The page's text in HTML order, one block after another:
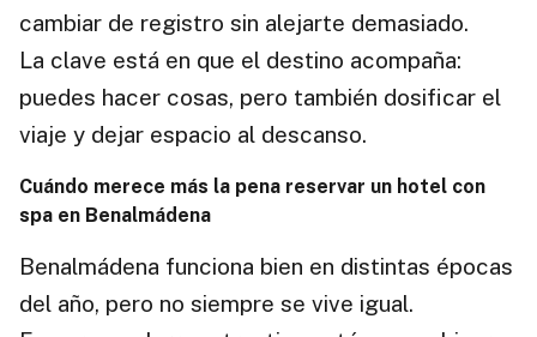
cambiar de registro sin alejarte demasiado.
La clave está en que el destino acompaña:
puedes hacer cosas, pero también dosificar el
viaje y dejar espacio al descanso.
Cuándo merece más la pena reservar un hotel con
spa en Benalmádena
Benalmádena funciona bien en distintas épocas
del año, pero no siempre se vive igual.